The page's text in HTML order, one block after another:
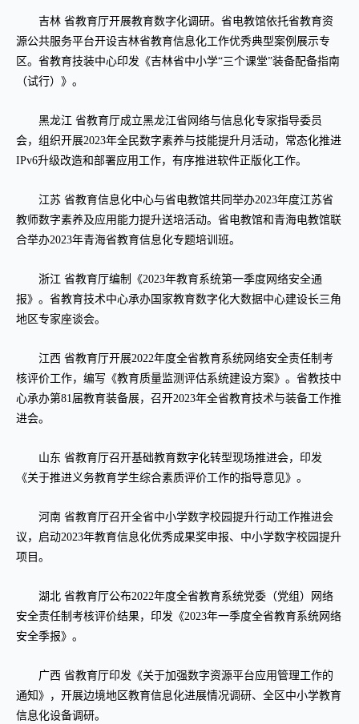
吉林 省教育厅开展教育数字化调研。省电教馆依托省教育资
源公共服务平台开设吉林省教育信息化工作优秀典型案例展示专
区。省教育技装中心印发《吉林省中小学“三个课堂”装备配备指南
（试行）》。
黑龙江 省教育厅成立黑龙江省网络与信息化专家指导委员
会，组织开展2023年全民数字素养与技能提升月活动，常态化推进
IPv6升级改造和部署应用工作，有序推进软件正版化工作。
江苏 省教育信息化中心与省电教馆共同举办2023年度江苏省
教师数字素养及应用能力提升送培活动。省电教馆和青海电教馆联
合举办2023年青海省教育信息化专题培训班。
浙江 省教育厅编制《2023年教育系统第一季度网络安全通
报》。省教育技术中心承办国家教育数字化大数据中心建设长三角
地区专家座谈会。
江西 省教育厅开展2022年度全省教育系统网络安全责任制考
核评价工作，编写《教育质量监测评估系统建设方案》。省教技中
心承办第81届教育装备展，召开2023年全省教育技术与装备工作推
进会。
山东 省教育厅召开基础教育数字化转型现场推进会，印发
《关于推进义务教育学生综合素质评价工作的指导意见》。
河南 省教育厅召开全省中小学数字校园提升行动工作推进会
议，启动2023年教育信息化优秀成果奖申报、中小学数字校园提升
项目。
湖北 省教育厅公布2022年度全省教育系统党委（党组）网络
安全责任制考核评价结果，印发《2023年一季度全省教育系统网络
安全季报》。
广西 省教育厅印发《关于加强数字资源平台应用管理工作的
通知》，开展边境地区教育信息化进展情况调研、全区中小学教育
信息化设备调研。